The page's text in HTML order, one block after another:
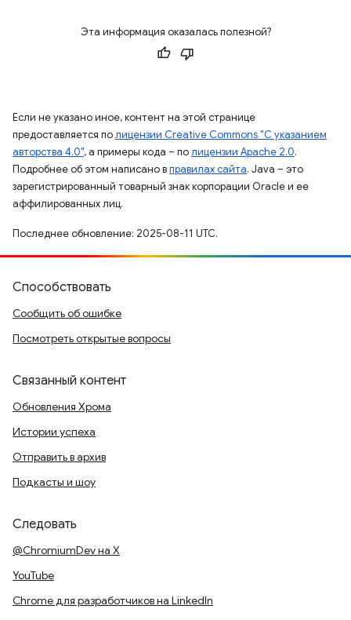
Эта информация оказалась полезной?
Если не указано иное, контент на этой странице
предоставляется полицензии Creative Commons "С указанием
авторства 4.0", а примеры кода – полицензии Apache 2.0.
Подробнее об этом написано вправилах сайта. Java – это
зарегистрированный товарный знак корпорации Oracle и ее
аффилированных лиц.
Последнее обновление: 2025-08-11 UTC.
Способствовать
Сообщить об ошибке
Посмотреть открытые вопросы
Связанный контент
Обновления Хрома
Истории успеха
Отправить в архив
Подкасты и шоу
Следовать
@ChromiumDev на X
YouTube
Chrome для разработчиков на LinkedIn